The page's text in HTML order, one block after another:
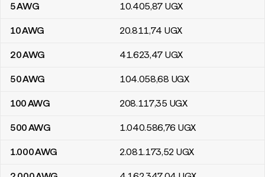
5AWG 10.405,87 UGX
10AWG 20.811,74 UGX
20AWG 41.623,47 UGX
50AWG 104.058,68 UGX
100AWG 208.117,35 UGX
500AWG 1.040.586,76 UGX
1.000AWG 2.081.173,52 UGX